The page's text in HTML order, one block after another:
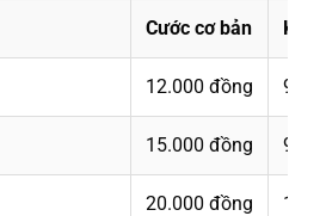
Cước cơ bản Km
12.000 đồng
15.000 đồng
20.000 đồng